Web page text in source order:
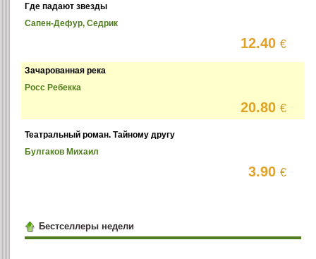
Где падают звезды
Сапен-Дефур, Седрик
12.40€
Зачарованная река
Росс Ребекка
20.80€
Театральный роман. Тайному другу
Булгаков Михаил
3.90€
Бестселлеры недели